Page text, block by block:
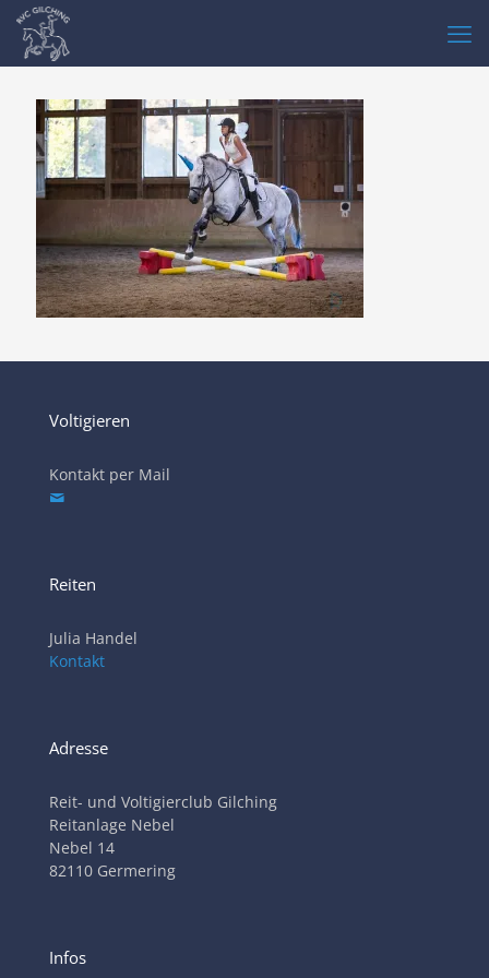
Voltigieren
Kontakt per Mail
Reiten
Julia Handel
Kontakt
Adresse
Reit- und Voltigierclub Gilching
Reitanlage Nebel
Nebel 14
82110 Germering
Infos